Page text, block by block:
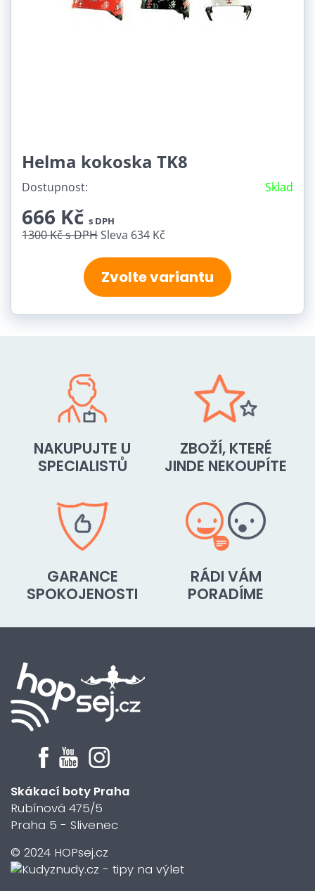
Helma kokoska TK8
Dostupnost: Sklad
666 Kč s DPH
1300 Kčs DPHSleva 634 Kč
Zvolte variantu
NAKUPUJTE U
SPECIALISTŮ
ZBOŽÍ, KTERÉ
JINDE NEKOUPÍTE
GARANCE
SPOKOJENOSTI
RÁDI VÁM
PORADÍME
Skákací boty Praha
Rubínová 475/5
Praha 5 - Slivenec
© 2024 HOPsej.cz